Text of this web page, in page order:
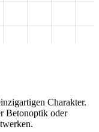
Charakter.
Betonoptik oder